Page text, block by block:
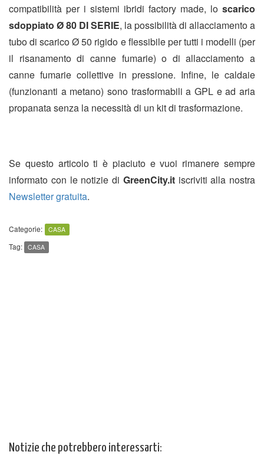
compatibilità per i sistemi ibridi factory made, lo scarico
sdoppiato Ø 80 DI SERIE, la possibilità di allacciamento a
tubo di scarico Ø 50 rigido e flessibile per tutti i modelli (per
il risanamento di canne fumarie) o di allacciamento a
canne fumarie collettive in pressione. Infine, le caldaie
(funzionanti a metano) sono trasformabili a GPL e ad aria
propanata senza la necessità di un kit di trasformazione.
Se questo articolo ti è piaciuto e vuoi rimanere sempre
informato con le notizie di GreenCity.itiscriviti alla nostra
Newsletter gratuita.
Categorie: CASA
Tag: CASA
Notizie che potrebbero interessarti: